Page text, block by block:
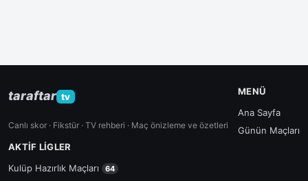
taraftar tv
Canlı skor · Fikstür · TV rehberi · Maç önizleme ve özetleri
MENÜ
Ana Sayfa
Günün Maçları
AKTIF LIGLER
Kulüp Hazırlık Maçları
64